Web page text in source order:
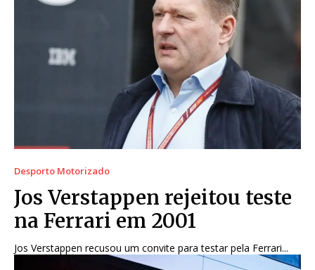
Desporto Motorizado
Jos Verstappen rejeitou teste
na Ferrari em 2001
Jos Verstappen recusou um convite para testar pela Ferrari...